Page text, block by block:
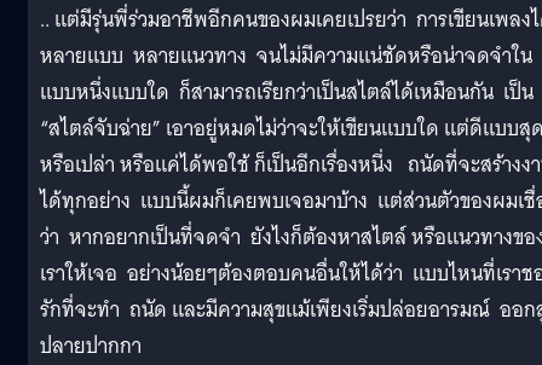
.. แต่มีรุ่นพี่ร่วมอาชีพอีกคนของผมเคยเปรยว่า การเขียนเพลง
หลายแบบ หลายแนวทาง จนไม่มีความแน่ชัดหรือน่าจดจำใน
แบบหนึ่งแบบใด ก็สามารถเรียกว่าเป็นสไตล์ได้เหมือนกัน เป็น
“สไตล์จับฉ่าย” เอาอยู่หมดไม่ว่าจะให้เขียนแบบใด แต่ดีแบบสุ
หรือเปล่า หรือแค่ได้พอใช้ ก็เป็นอีกเรื่องหนึ่ง ถนัดที่จะสร้างง
ได้ทุกอย่าง แบบนี้ผมก็เคยพบเจอมาบ้าง แต่ส่วนตัวของผมเ
ว่า หากอยากเป็นที่จดจำ ยังไงก็ต้องหาสไตล์ หรือแนวทางขอ
เราให้เจอ อย่างน้อยๆต้องตอบคนอื่นให้ได้ว่า แบบไหนที่เราช
รักที่จะทำ ถนัด และมีความสุขแม้เพียงเริ่มปล่อยอารมณ์ ออ
ปลายปากกา